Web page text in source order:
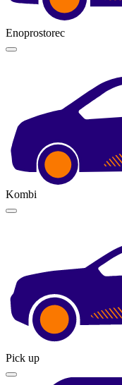
Enoprostorec
Kombi
Pick up